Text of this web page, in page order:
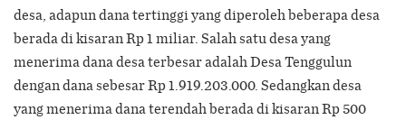
desa, adapun dana tertinggi yang diperoleh beberapa desa
berada di kisaran Rp 1 miliar. Salah satu desa yang
menerima dana desa terbesar adalah Desa Tenggulun
dengan dana sebesar Rp 1.919.203.000. Sedangkan desa
yang menerima dana terendah berada di kisaran Rp 500